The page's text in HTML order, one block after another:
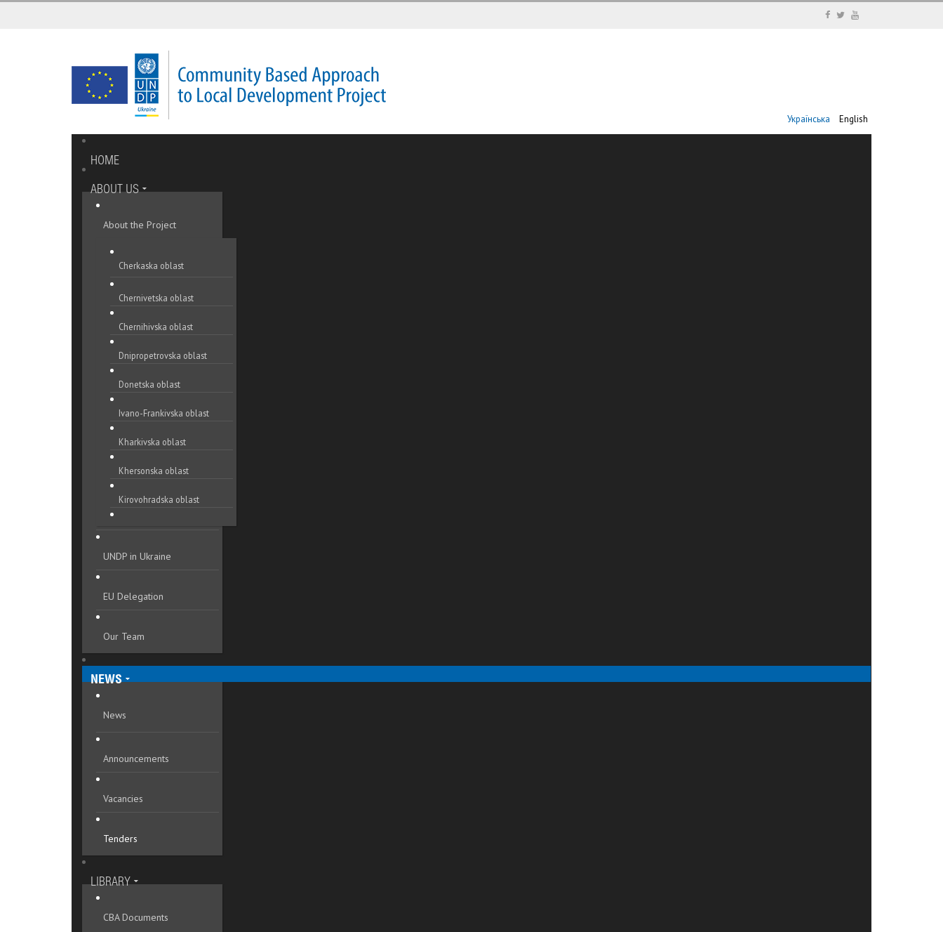
Українська English
HOME
ABOUT US
About the Project
Cherkaska oblast
Chernivetska oblast
Chernihivska oblast
Dnipropetrovska oblast
Donetska oblast
Ivano-Frankivska oblast
Kharkivska oblast
Khersonska oblast
Kirovohradska oblast
Khmelnytska oblast
Kyivska oblast
Mykolaivska oblast
Odeska oblast
Sumska oblast
Volynska oblast
UNDP in Ukraine
EU Delegation
Our Team
NEWS
News
Announcements
Vacancies
Tenders
LIBRARY
CBA Documents